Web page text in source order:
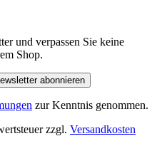
und verpassen Sie keine
Shop.
abonnieren
zur Kenntnis genommen.
zzgl. Versandkosten